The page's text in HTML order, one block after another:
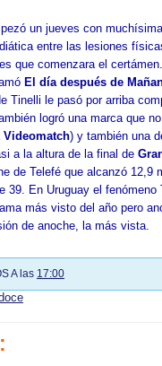
un jueves con
entre las lesiones
que comenzara el
El día después de
Tinelli le pasó por arriba
logró una marca que
Videomatch) y también una
a la altura de la final de
de Telefé que alcanzó 12,9
39. En Uruguay el
más visto del año pero
de anoche, la más vista.
A las 17:00